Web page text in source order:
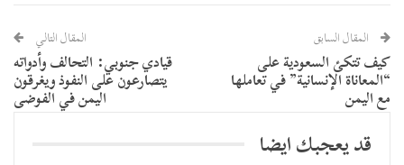
المقال السابق
‏كيف تتكئ السعودية على
“المعاناة الإنسانية” في تعاملها
مع اليمن
المقال التالي
قيادي جنوبي: التحالف وأدواته
يتصارعون على النفوذ ويغرقون
اليمن في الفوضى
قد يعجبك ايضا